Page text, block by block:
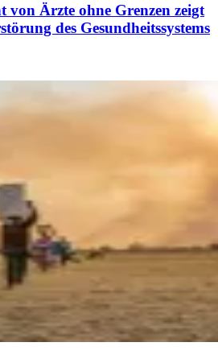
von Ärzte ohne Grenzen zeigt
des Gesundheitssystems